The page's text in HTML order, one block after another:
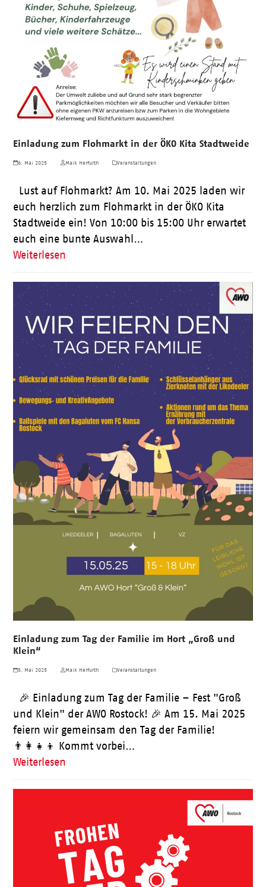
Einladung zum Flohmarkt in der ÖKO Kita Stadtweide
6. Mai 2025 Maik Herfurth Veranstaltungen
Lust auf Flohmarkt? Am 10. Mai 2025 laden wir
euch herzlich zum Flohmarkt in der ÖKO Kita
Stadtweide ein! Von 10:00 bis 15:00 Uhr erwartet
euch eine bunte Auswahl…
Weiterlesen
Einladung zum Tag der Familie im Hort „Groß und
Klein“
5. Mai 2025 Maik Herfurth Veranstaltungen
🎉 Einladung zum Tag der Familie – Fest "Groß
und Klein" der AWO Rostock! 🎉 Am 15. Mai 2025
feiern wir gemeinsam den Tag der Familie!
👨‍👩‍👧‍👦 Kommt vorbei…
Weiterlesen